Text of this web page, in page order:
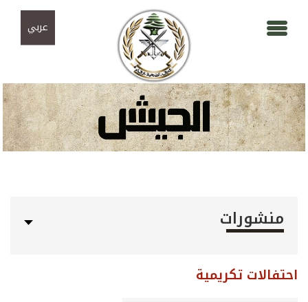
عربي
منشورات
احتفالات تكريمية